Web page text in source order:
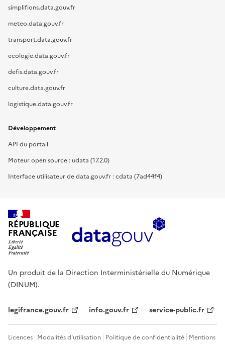
simplifions.data.gouv.fr
meteo.data.gouv.fr
transport.data.gouv.fr
ecologie.data.gouv.fr
defis.data.gouv.fr
culture.data.gouv.fr
logistique.data.gouv.fr
Développement
API du portail
Moteur open source : udata (17.2.0)
Interface utilisateur de data.gouv.fr : cdata (7ad44f4)
RÉPUBLIQUE
FRANÇAISE
Un produit de la Direction Interministérielle du Numérique
(DINUM).
legifrance.gouv.fr info.gouv.fr service-public.fr
Licences Modalités d'utilisation Politique de confidentialité Mentions